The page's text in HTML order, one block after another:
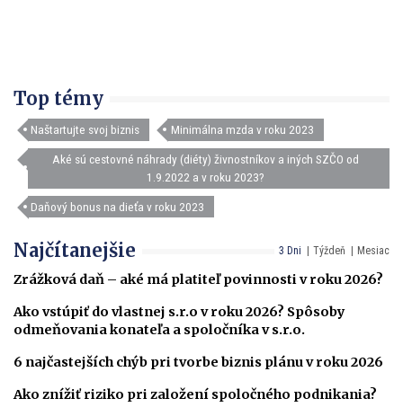
Top témy
Naštartujte svoj biznis Minimálna mzda v roku 2023
Aké sú cestovné náhrady (diéty) živnostníkov a iných SZČO od
1.9.2022 a v roku 2023?
Daňový bonus na dieťa v roku 2023
3 Dni Týždeň Mesiac
Najčítanejšie
Zrážková daň – aké má platiteľ povinnosti v roku 2026?
Ako vstúpiť do vlastnej s.r.o v roku 2026? Spôsoby
odmeňovania konateľa a spoločníka v s.r.o.
6 najčastejších chýb pri tvorbe biznis plánu v roku 2026
Ako znížiť riziko pri založení spoločného podnikania?